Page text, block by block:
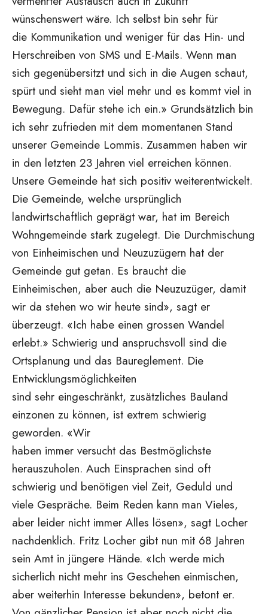
wünschenswert wäre. Ich selbst bin sehr für
die Kommunikation und weniger für das Hin- und
Herschreiben von SMS und E-Mails. Wenn man
sich gegenübersitzt und sich in die Augen schaut,
spürt und sieht man viel mehr und es kommt viel in
Bewegung. Dafür stehe ich ein.» Grundsätzlich bin
ich sehr zufrieden mit dem momentanen Stand
unserer Gemeinde Lommis. Zusammen haben wir
in den letzten 23 Jahren viel erreichen können.
Unsere Gemeinde hat sich positiv weiterentwickelt.
Die Gemeinde, welche ursprünglich
landwirtschaftlich geprägt war, hat im Bereich
Wohngemeinde stark zugelegt. Die Durchmischung
von Einheimischen und Neuzuzügern hat der
Gemeinde gut getan. Es braucht die
Einheimischen, aber auch die Neuzuzüger, damit
wir da stehen wo wir heute sind», sagt er
überzeugt. «Ich habe einen grossen Wandel
erlebt.» Schwierig und anspruchsvoll sind die
Ortsplanung und das Baureglement. Die
Entwicklungsmöglichkeiten
sind sehr eingeschränkt, zusätzliches Bauland
einzonen zu können, ist extrem schwierig
geworden. «Wir
haben immer versucht das Bestmöglichste
herauszuholen. Auch Einsprachen sind oft
schwierig und benötigen viel Zeit, Geduld und
viele Gespräche. Beim Reden kann man Vieles,
aber leider nicht immer Alles lösen», sagt Locher
nachdenklich. Fritz Locher gibt nun mit 68 Jahren
sein Amt in jüngere Hände. «Ich werde mich
sicherlich nicht mehr ins Geschehen einmischen,
aber weiterhin Interesse bekunden», betont er.